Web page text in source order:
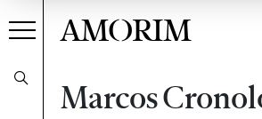
AMORIM
Marcos